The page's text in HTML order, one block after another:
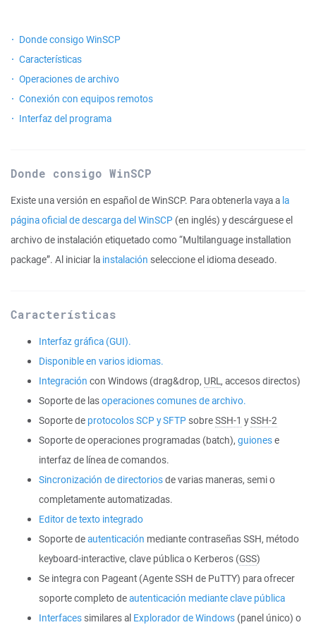
Donde consigo WinSCP
Características
Operaciones de archivo
Conexión con equipos remotos
Interfaz del programa
Donde consigo WinSCP
Existe una versión en español de WinSCP. Para obtenerla vaya a la
página oficial de descarga del WinSCP (en inglés) y descárguese el
archivo de instalación etiquetado como “Multilanguage installation
package”. Al iniciar la instalación seleccione el idioma deseado.
Características
Interfaz gráfica (GUI).
Disponible en varios idiomas.
Integración con Windows (drag&drop, URL, accesos directos)
Soporte de lasoperaciones comunes de archivo.
Soporte de protocolos SCP y SFTP sobreSSH-1 ySSH-2
Soporte de operaciones programadas (batch), guionese
interfaz de línea de comandos.
Sincronización de directoriosde varias maneras, semi o
completamente automatizadas.
Editor de texto integrado
Soporte deautenticación mediante contraseñas SSH, método
keyboard-interactive, clave pública o Kerberos (GSS)
Se integra con Pageant (Agente SSH de PuTTY) para ofrecer
soporte completo deautenticación mediante clave pública
Interfacessimilares al Explorador de Windows (panel único) o